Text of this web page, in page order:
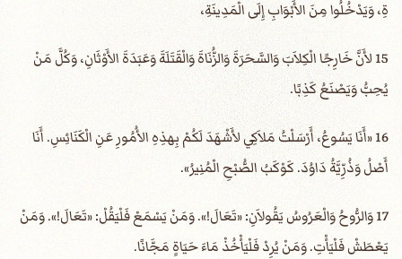
ةِ، وَيَدْخُلُوا مِنَ الأَبْوَابِ إِلَى الْمَدِينَةِ،
15 لأَنَّ خَارِجًا الْكِلاَبَ وَالسَّحَرَةَ وَالزُّنَاةَ وَالْقَتَلَةَ وَعَبَدَةَ الأَوْثَانِ، وَكُلَّ مَنْ
يُحِبُّ وَيَصْنَعُ كَذِبًا.
16 «أَنَا يَسُوعُ، أَرْسَلْتُ مَلاَكِي لأَشْهَدَ لَكُمْ بِهذِهِ الأُمُورِ عَنِ الْكَنَائِسِ. أَنَا
أَصْلُ وَذُرِّيَّةُ دَاوُدَ. كَوْكَبُ الصُّبْحِ الْمُنِيرُ».
17 وَالرُّوحُ وَالْعَرُوسُ يَقُولاَنِ: «تَعَالَ!». وَمَنْ يَسْمَعْ فَلْيَقُلْ: «تَعَالَ!». وَمَنْ
يَعْطَشْ فَلْيَأْتِ. وَمَنْ يُرِدْ فَلْيَأْخُذْ مَاءَ حَيَاةٍ مَجَّانًا.